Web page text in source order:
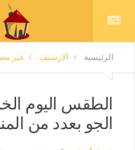
الرئيسية الارشيف غير
الطقس اليوم
الجو بعدد من